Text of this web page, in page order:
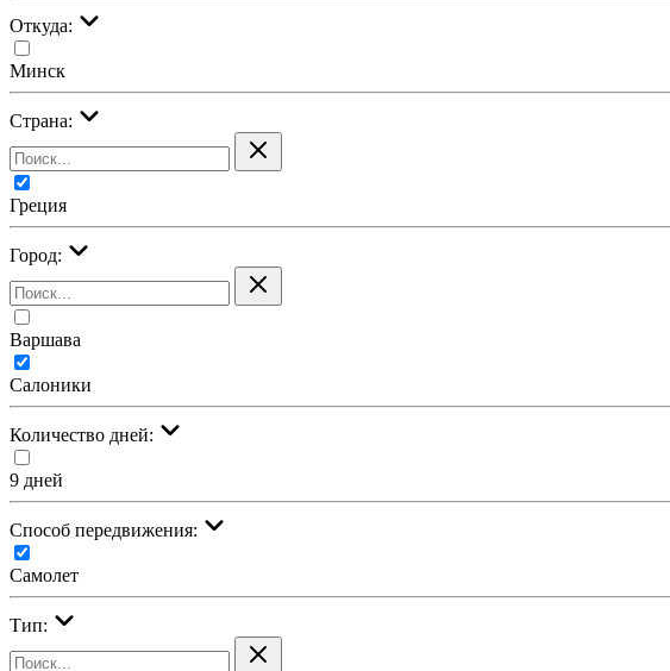
Откуда:
Минск
Страна:
Греция
Город:
Варшава
Салоники
Количество дней:
9 дней
Cпособ передвижения:
Самолет
Тип: